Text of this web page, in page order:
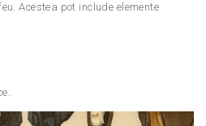
Acestea pot include elemente